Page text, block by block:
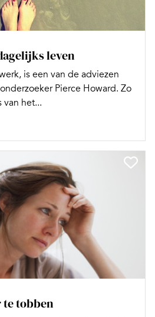
leven
is een van de adviezen
Pierce Howard. Zo
van het...
tobben